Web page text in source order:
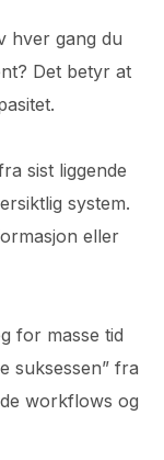
hver gang du
Det betyr at
sist liggende
system.
eller
for masse tid
suksessen” fra
workflows og